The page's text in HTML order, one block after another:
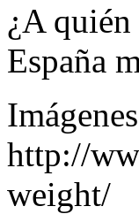
¿A
España
http://
weight/